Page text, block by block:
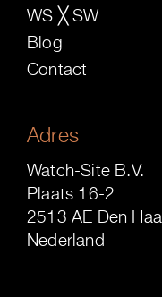
WS ╳ SW
Blog
Contact
Adres
Watch-Site B.V.
Plaats 16-2
2513 AE Den
Nederland